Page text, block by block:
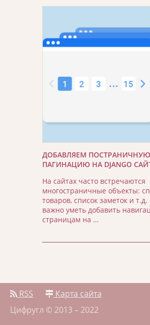
ДОБАВЛЯЕМ ПОСТРАНИЧНУЮ
ПАГИНАЦИЮ НА DJANGO
На сайтах часто встречаются
многостраничные объекты:
товаров, список заметок и
важно уметь добавить
страницам на …
RSS
Карта сайта
Цифругл © 2013 – 2022